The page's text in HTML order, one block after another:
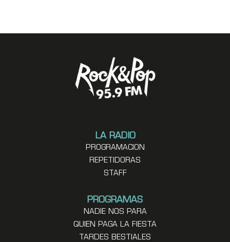
LA RADIO
PROGRAMACION
REPETIDORAS
STAFF
PROGRAMAS
NADIE NOS PARA
QUIEN PAGA LA FIESTA
TARDES BESTIALES